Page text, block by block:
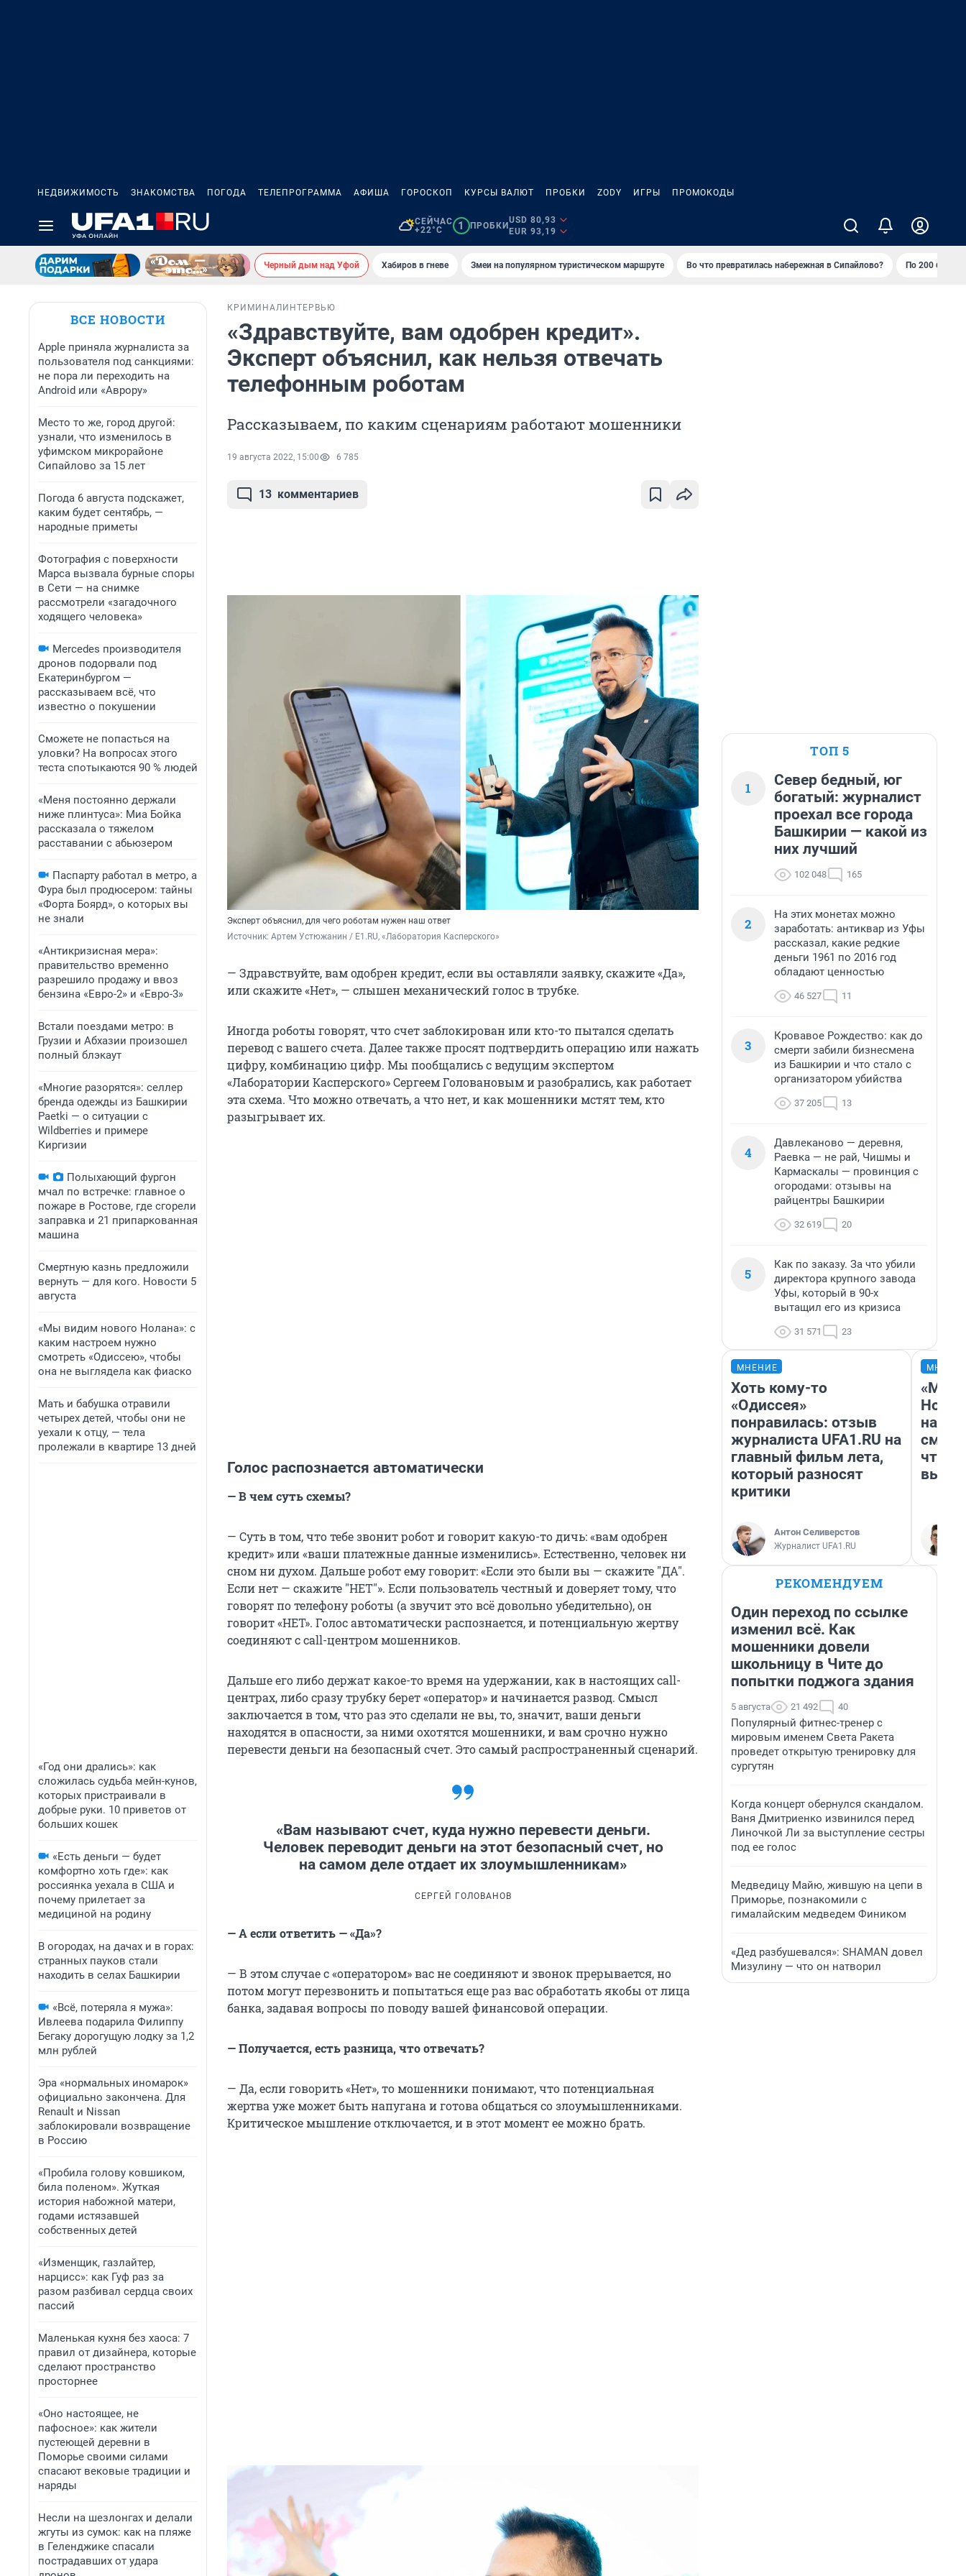
НЕДВИЖИМОСТЬ ЗНАКОМСТВА ПОГОДА ТЕЛЕПРОГРАММА АФИША ГОРОСКОП КУРСЫ ВАЛЮТ ПРОБКИ ZODY ИГРЫ ПРОМОКОДЫ
СЕЙЧАС
+22°C
1 ПРОБКИ
USD 80,93
EUR 93,19
Черный дым над Уфой Хабиров в гневе Змеи на популярном туристическом маршруте Во что превратилась набережная в Сипайлово? По 200
ВСЕ НОВОСТИ
Apple приняла журналиста за
пользователя под санкциями:
не пора ли переходить на
Android или «Аврору»
Место то же, город другой:
узнали, что изменилось в
уфимском микрорайоне
Сипайлово за 15 лет
Погода 6 августа подскажет,
каким будет сентябрь, —
народные приметы
Фотография с поверхности
Марса вызвала бурные споры
в Сети — на снимке
рассмотрели «загадочного
ходящего человека»
Mercedes производителя
дронов подорвали под
Екатеринбургом —
рассказываем всё, что
известно о покушении
Сможете не попасться на
уловки? На вопросах этого
теста спотыкаются 90 % людей
«Меня постоянно держали
ниже плинтуса»: Миа Бойка
рассказала о тяжелом
расставании с абьюзером
Паспарту работал в метро, а
Фура был продюсером: тайны
«Форта Боярд», о которых вы
не знали
«Антикризисная мера»:
правительство временно
разрешило продажу и ввоз
бензина «Евро-2» и «Евро-3»
Встали поездами метро: в
Грузии и Абхазии произошел
полный блэкаут
«Многие разорятся»: селлер
бренда одежды из Башкирии
Paetki — о ситуации с
Wildberries и примере
Киргизии
Полыхающий фургон
мчал по встречке: главное о
пожаре в Ростове, где сгорели
заправка и 21 припаркованная
машина
Смертную казнь предложили
вернуть — для кого. Новости 5
августа
«Мы видим нового Нолана»: с
каким настроем нужно
смотреть «Одиссею», чтобы
она не выглядела как фиаско
Мать и бабушка отравили
четырех детей, чтобы они не
уехали к отцу, — тела
пролежали в квартире 13 дней
«Год они дрались»: как
сложилась судьба мейн-кунов,
которых пристраивали в
добрые руки. 10 приветов от
больших кошек
«Есть деньги — будет
комфортно хоть где»: как
россиянка уехала в США и
почему прилетает за
медициной на родину
В огородах, на дачах и в горах:
странных пауков стали
находить в селах Башкирии
«Всё, потеряла я мужа»:
Ивлеева подарила Филиппу
Бегаку дорогущую лодку за 1,2
млн рублей
Эра «нормальных иномарок»
официально закончена. Для
Renault и Nissan
заблокировали возвращение
в Россию
«Пробила голову ковшиком,
била поленом». Жуткая
история набожной матери,
годами истязавшей
собственных детей
«Изменщик, газлайтер,
нарцисс»: как Гуф раз за
разом разбивал сердца своих
пассий
Маленькая кухня без хаоса: 7
правил от дизайнера, которые
сделают пространство
просторнее
«Оно настоящее, не
пафосное»: как жители
пустеющей деревни в
Поморье своими силами
спасают вековые традиции и
наряды
Несли на шезлонгах и делали
жгуты из сумок: как на пляже
в Геленджике спасали
пострадавших от удара
КРИМИНАЛ ИНТЕРВЬЮ
«Здравствуйте, вам одобрен кредит».
Эксперт объяснил, как нельзя отвечать
телефонным роботам
Рассказываем, по каким сценариям работают мошенники
19 августа 2022, 15:00 6 785
13 комментариев
Эксперт объяснил, для чего роботам нужен наш ответ
Источник: Артем Устюжанин / E1.RU, «Лаборатория Касперского»
— Здравствуйте, вам одобрен кредит, если вы оставляли заявку, скажите «Да»,
или скажите «Нет», — слышен механический голос в трубке.
Иногда роботы говорят, что счет заблокирован или кто-то пытался сделать
перевод с вашего счета. Далее также просят подтвердить операцию или нажать
цифру, комбинацию цифр. Мы пообщались с ведущим экспертом
«Лаборатории Касперского» Сергеем Головановым и разобрались, как работает
эта схема. Что можно отвечать, а что нет, и как мошенники мстят тем, кто
разыгрывает их.
Голос распознается автоматически
— В чем суть схемы?
— Суть в том, что тебе звонит робот и говорит какую-то дичь: «вам одобрен
кредит» или «ваши платежные данные изменились». Естественно, человек ни
сном ни духом. Дальше робот ему говорит: «Если это были вы — скажите "ДА".
Если нет — скажите "НЕТ"». Если пользователь честный и доверяет тому, что
говорят по телефону роботы (а звучит это всё довольно убедительно), он
говорит «НЕТ». Голос автоматически распознается, и потенциальную жертву
соединяют с call-центром мошенников.
Дальше его либо держат какое-то время на удержании, как в настоящих call-
центрах, либо сразу трубку берет «оператор» и начинается развод. Смысл
заключается в том, что раз это сделали не вы, то, значит, ваши деньги
находятся в опасности, за ними охотятся мошенники, и вам срочно нужно
перевести деньги на безопасный счет. Это самый распространенный сценарий.
«Вам называют счет, куда нужно перевести деньги.
Человек переводит деньги на этот безопасный счет, но
на самом деле отдает их злоумышленникам»
СЕРГЕЙ ГОЛОВАНОВ
— А если ответить — «Да»?
— В этом случае с «оператором» вас не соединяют и звонок прерывается, но
потом могут перезвонить и попытаться еще раз вас обработать якобы от лица
банка, задавая вопросы по поводу вашей финансовой операции.
— Получается, есть разница, что отвечать?
— Да, если говорить «Нет», то мошенники понимают, что потенциальная
жертва уже может быть напугана и готова общаться со злоумышленниками.
Критическое мышление отключается, и в этот момент ее можно брать.
ТОП 5
1
Север бедный, юг
богатый: журналист
проехал все города
Башкирии — какой из
них лучший
102 048 165
2
На этих монетах можно
заработать: антиквар из Уфы
рассказал, какие редкие
деньги 1961 по 2016 год
обладают ценностью
46 527 11
3
Кровавое Рождество: как до
смерти забили бизнесмена
из Башкирии и что стало с
организатором убийства
37 205 13
4
Давлеканово — деревня,
Раевка — не рай, Чишмы и
Кармаскалы — провинция с
огородами: отзывы на
райцентры Башкирии
32 619 20
5
Как по заказу. За что убили
директора крупного завода
Уфы, который в 90-х
вытащил его из кризиса
31 571 23
МНЕНИЕ
Хоть кому-то
«Одиссея»
понравилась: отзыв
журналиста UFA1.RU на
главный фильм лета,
который разносят
критики
Антон Селиверстов
Журналист UFA1.RU
«Мы
РЕКОМЕНДУЕМ
Один переход по ссылке
изменил всё. Как
мошенники довели
школьницу в Чите до
попытки поджога здания
5 августа 21 492 40
Популярный фитнес-тренер с
мировым именем Света Ракета
проведет открытую тренировку для
сургутян
Когда концерт обернулся скандалом.
Ваня Дмитриенко извинился перед
Линочкой Ли за выступление сестры
под ее голос
Медведицу Майю, жившую на цепи в
Приморье, познакомили с
гималайским медведем Фиником
«Дед разбушевался»: SHAMAN довел
Мизулину — что он натворил